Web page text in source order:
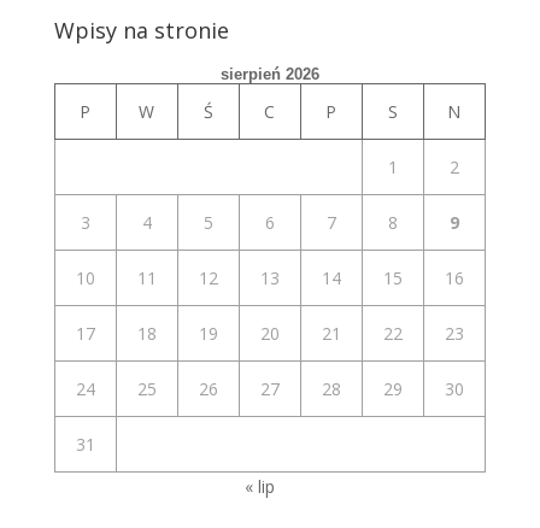
Wpisy na stronie
sierpień 2026
P W Ś C P S N
1 2
3 4 5 6 7 8 9
10 11 12 13 14 15 16
17 18 19 20 21 22 23
24 25 26 27 28 29 30
31
« lip